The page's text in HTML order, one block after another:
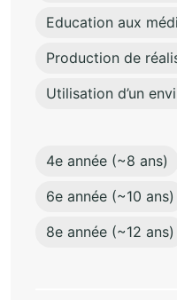
Education aux
Production de
Utilisation d’un
4e année (~8 ans)
6e année (~10 ans)
8e année (~12 ans)